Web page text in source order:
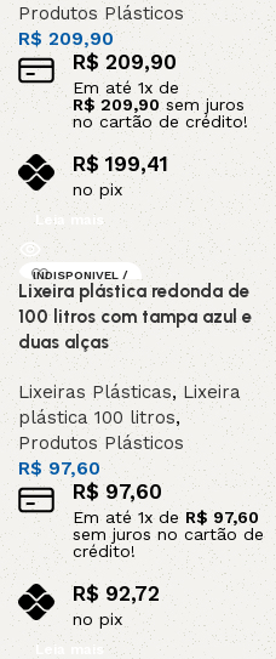
Produtos Plásticos
R$ 209,90
R$209,90
Em até 1x de
R$ 209,90sem juros
no cartão de crédito!
R$199,41
no pix
Leia mais
INDISPONIVEL /
SOB ENCOMEND
A
Lixeira plástica redonda de
100 litros com tampa azul e
duas alças
Lixeiras Plásticas, Lixeira
plástica 100 litros,
Produtos Plásticos
R$97,60
R$ 97,60
Em até 1x de R$ 97,60
sem juros no cartão de
crédito!
R$92,72
no pix
Leia mais